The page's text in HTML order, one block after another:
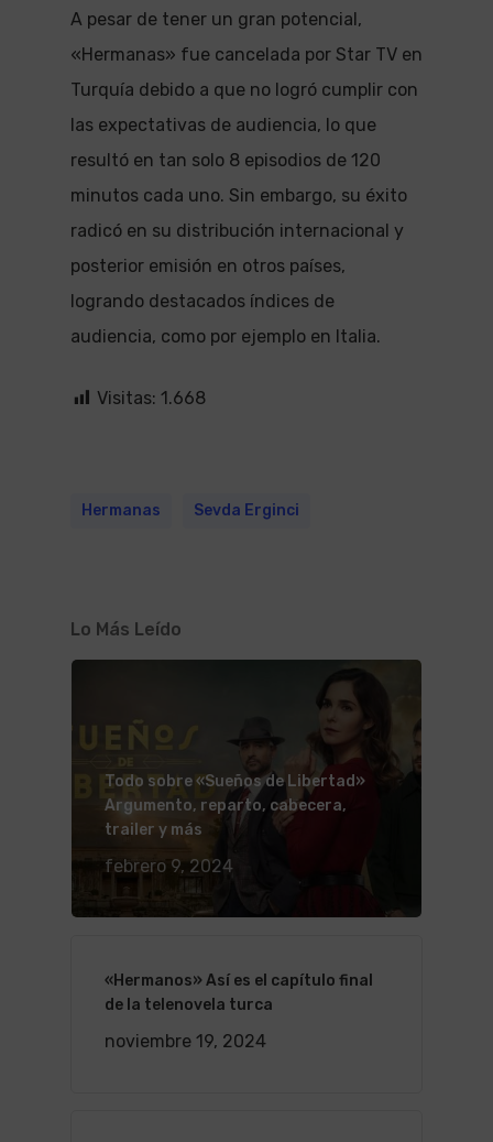
A pesar de tener un gran potencial,
«Hermanas» fue cancelada por Star TV en
Turquía debido a que no logró cumplir con
las expectativas de audiencia, lo que
resultó en tan solo 8 episodios de 120
minutos cada uno. Sin embargo, su éxito
radicó en su distribución internacional y
posterior emisión en otros países,
logrando destacados índices de
audiencia, como por ejemplo en Italia.
Visitas: 1.668
Hermanas Sevda Erginci
Lo Más Leído
Todo sobre «Sueños de Libertad»
Argumento, reparto, cabecera,
trailer y más
febrero 9, 2024
«Hermanos» Así es el capítulo final
de la telenovela turca
noviembre 19, 2024